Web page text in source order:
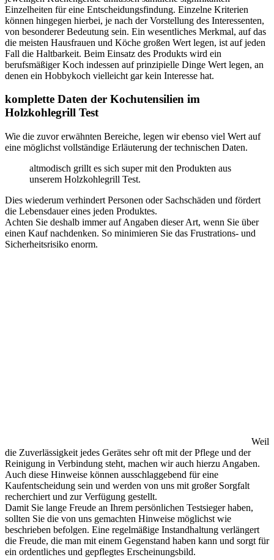
Einzelheiten für eine Entscheidungsfindung. Einzelne Kriterien
können hingegen hierbei, je nach der Vorstellung des Interessenten,
von besonderer Bedeutung sein. Ein wesentliches Merkmal, auf das
die meisten Hausfrauen und Köche großen Wert legen, ist auf jeden
Fall die Haltbarkeit. Beim Einsatz des Produkts wird ein
berufsmäßiger Koch indessen auf prinzipielle Dinge Wert legen, an
denen ein Hobbykoch vielleicht gar kein Interesse hat.
komplette Daten der Kochutensilien im
Holzkohlegrill Test
Wie die zuvor erwähnten Bereiche, legen wir ebenso viel Wert auf
eine möglichst vollständige Erläuterung der technischen Daten.
altmodisch grillt es sich super mit den Produkten aus
unserem Holzkohlegrill Test.
Dies wiederum verhindert Personen oder Sachschäden und fördert
die Lebensdauer eines jeden Produktes.
Achten Sie deshalb immer auf Angaben dieser Art, wenn Sie über
einen Kauf nachdenken. So minimieren Sie das Frustrations- und
Sicherheitsrisiko enorm.
Weil
die Zuverlässigkeit jedes Gerätes sehr oft mit der Pflege und der
Reinigung in Verbindung steht, machen wir auch hierzu Angaben.
Auch diese Hinweise können ausschlaggebend für eine
Kaufentscheidung sein und werden von uns mit großer Sorgfalt
recherchiert und zur Verfügung gestellt.
Damit Sie lange Freude an Ihrem persönlichen Testsieger haben,
sollten Sie die von uns gemachten Hinweise möglichst wie
beschrieben befolgen. Eine regelmäßige Instandhaltung verlängert
die Freude, die man mit einem Gegenstand haben kann und sorgt für
ein ordentliches und gepflegtes Erscheinungsbild.